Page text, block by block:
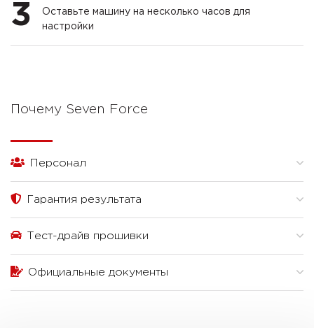
3
Оставьте машину на несколько часов для
настройки
Почему Seven Force
Персонал
Гарантия результата
Тест-драйв прошивки
Официальные документы